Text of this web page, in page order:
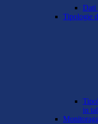
Dati
Tipologie
in